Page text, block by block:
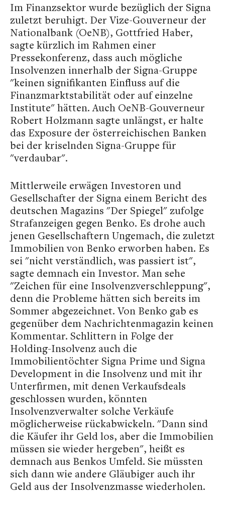
Im Finanzsektor wurde bezüglich der Signa
zuletzt beruhigt. Der Vize-Gouverneur der
Nationalbank (OeNB), Gottfried Haber,
sagte kürzlich im Rahmen einer
Pressekonferenz, dass auch mögliche
Insolvenzen innerhalb der Signa-Gruppe
"keinen signifikanten Einfluss auf die
Finanzmarktstabilität oder auf einzelne
Institute" hätten. Auch OeNB-Gouverneur
Robert Holzmann sagte unlängst, er halte
das Exposure der österreichischen Banken
bei der kriselnden Signa-Gruppe für
"verdaubar".
Mittlerweile erwägen Investoren und
Gesellschafter der Signa einem Bericht des
deutschen Magazins "Der Spiegel" zufolge
Strafanzeigen gegen Benko. Es drohe auch
jenen Gesellschaftern Ungemach, die zuletzt
Immobilien von Benko erworben haben. Es
sei "nicht verständlich, was passiert ist",
sagte demnach ein Investor. Man sehe
"Zeichen für eine Insolvenzverschleppung",
denn die Probleme hätten sich bereits im
Sommer abgezeichnet. Von Benko gab es
gegenüber dem Nachrichtenmagazin keinen
Kommentar. Schlittern in Folge der
Holding-Insolvenz auch die
Immobilientöchter Signa Prime und Signa
Development in die Insolvenz und mit ihr
Unterfirmen, mit denen Verkaufsdeals
geschlossen wurden, könnten
Insolvenzverwalter solche Verkäufe
möglicherweise rückabwickeln. "Dann sind
die Käufer ihr Geld los, aber die Immobilien
müssen sie wieder hergeben", heißt es
demnach aus Benkos Umfeld. Sie müssten
sich dann wie andere Gläubiger auch ihr
Geld aus der Insolvenzmasse wiederholen.